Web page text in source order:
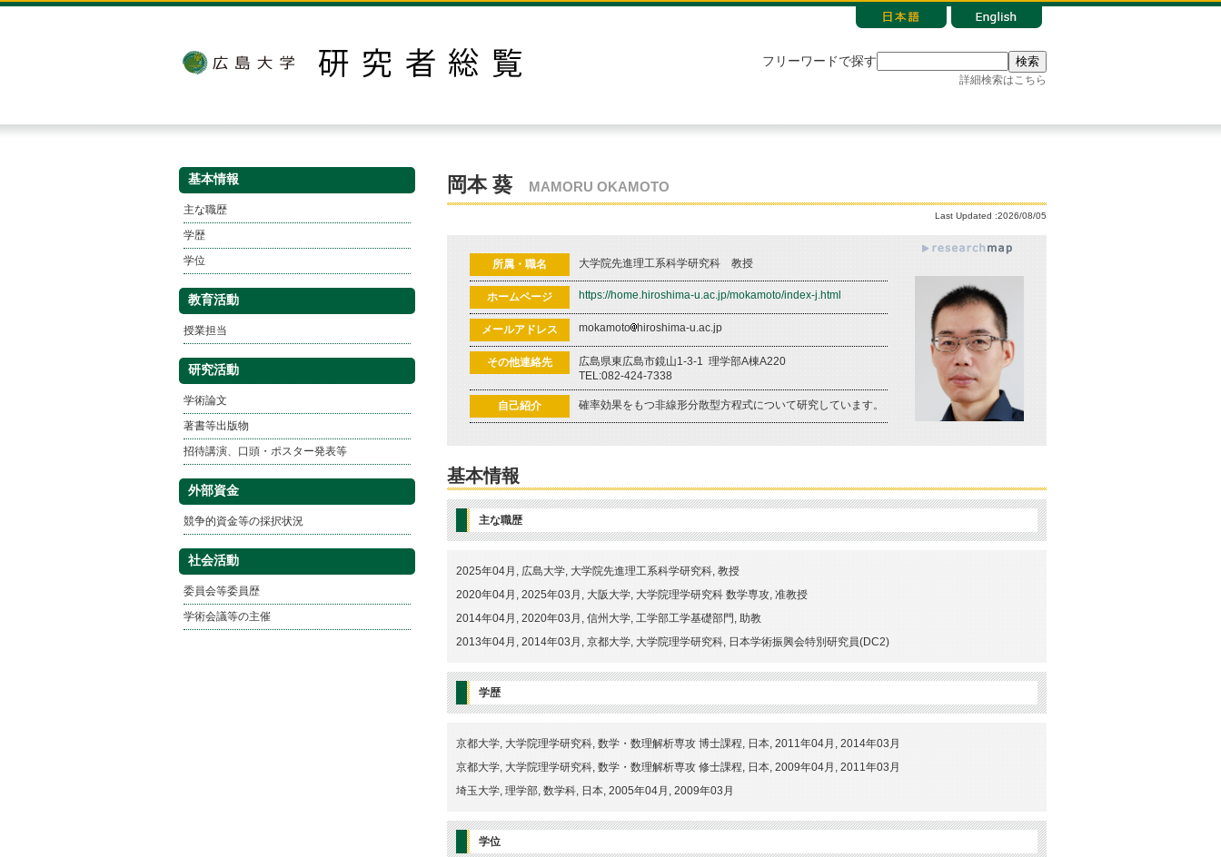
フリーワードで探す 検索
詳細検索はこちら
基本情報
主な職歴
学歴
学位
教育活動
授業担当
研究活動
学術論文
著書等出版物
招待講演、口頭・ポスター発表等
外部資金
競争的資金等の採択状況
社会活動
委員会等委員歴
学術会議等の主催
岡本 葵 MAMORU OKAMOTO
Last Updated :2026/08/05
所属・職名 大学院先進理工系科学研究科 教授
ホームページ https://home.hiroshima-u.ac.jp/mokamoto/index-j.html
メールアドレス mokamoto hiroshima-u.ac.jp
その他連絡先
広島県東広島市鏡山1-3-1 理学部A棟A220
TEL:082-424-7338
自己紹介 確率効果をもつ非線形分散型方程式について研究しています。
基本情報
主な職歴
2025年04月, 広島大学, 大学院先進理工系科学研究科, 教授
2020年04月, 2025年03月, 大阪大学, 大学院理学研究科 数学専攻, 准教授
2014年04月, 2020年03月, 信州大学, 工学部工学基礎部門, 助教
2013年04月, 2014年03月, 京都大学, 大学院理学研究科, 日本学術振興会特別研究員(DC2)
学歴
京都大学, 大学院理学研究科, 数学・数理解析専攻 博士課程, 日本, 2011年04月, 2014年03月
京都大学, 大学院理学研究科, 数学・数理解析専攻 修士課程, 日本, 2009年04月, 2011年03月
埼玉大学, 理学部, 数学科, 日本, 2005年04月, 2009年03月
学位